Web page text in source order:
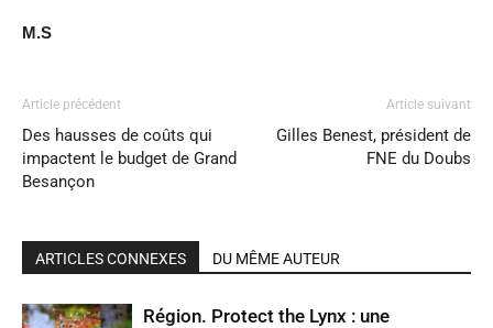
M.S
Article précédent
Des hausses de coûts qui
impactent le budget de Grand
Besançon
Article suivant
Gilles Benest, président de
FNE du Doubs
ARTICLES CONNEXES DU MÊME AUTEUR
Région. Protect the Lynx : une